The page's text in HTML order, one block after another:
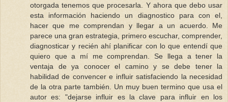
otorgada tenemos que procesarla. Y ahora que debo usar
esta información haciendo un diagnostico para con el,
hacer que me comprendan y llegar a un acuerdo. Me
parece una gran estrategia, primero escuchar, comprender,
diagnosticar y recién ahí planificar con lo que entendí que
quiero que a mí me comprendan. Se llega a tener la
ventaja de ya conocer el camino y se debe tener la
habilidad de convencer e influir satisfaciendo la necesidad
de la otra parte también. Un muy buen termino que usa el
autor es: "dejarse influir es la clave para influir en los